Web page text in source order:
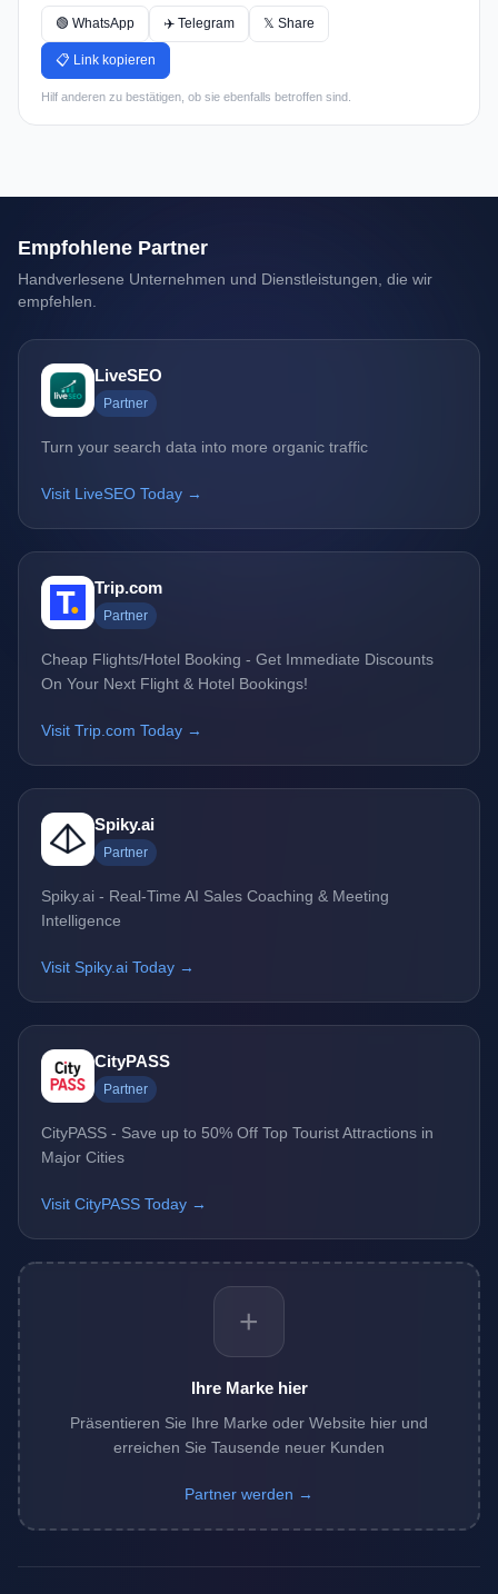
🟢 WhatsApp ✈️ Telegram 𝕏 Share
📋 Link kopieren
Hilf anderen zu bestätigen, ob sie ebenfalls betroffen sind.
Empfohlene Partner
Handverlesene Unternehmen und Dienstleistungen, die wir
empfehlen.
LiveSEO
Partner
Turn your search data into more organic traffic
Visit LiveSEO Today →
Trip.com
Partner
Cheap Flights/Hotel Booking - Get Immediate Discounts
On Your Next Flight & Hotel Bookings!
Visit Trip.com Today →
Spiky.ai
Partner
Spiky.ai - Real-Time AI Sales Coaching & Meeting
Intelligence
Visit Spiky.ai Today →
CityPASS
Partner
CityPASS - Save up to 50% Off Top Tourist Attractions in
Major Cities
Visit CityPASS Today →
+
Ihre Marke hier
Präsentieren Sie Ihre Marke oder Website hier und
erreichen Sie Tausende neuer Kunden
Partner werden →